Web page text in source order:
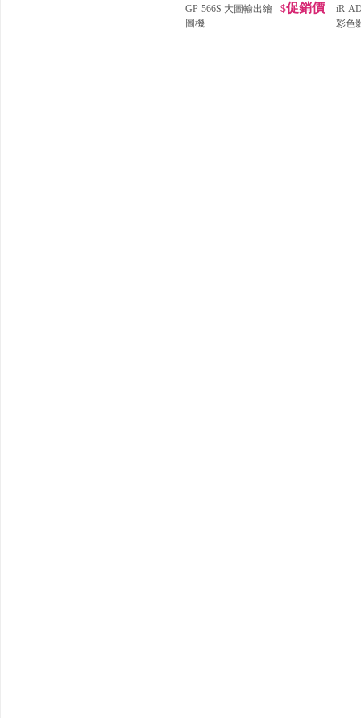
GP-566S 大圖輸出繪
圖機
$促銷價
iR-
彩色